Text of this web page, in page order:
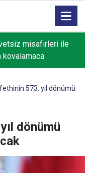
misafirleri ile
kovalamaca
573. yıl dönümü
dönümü